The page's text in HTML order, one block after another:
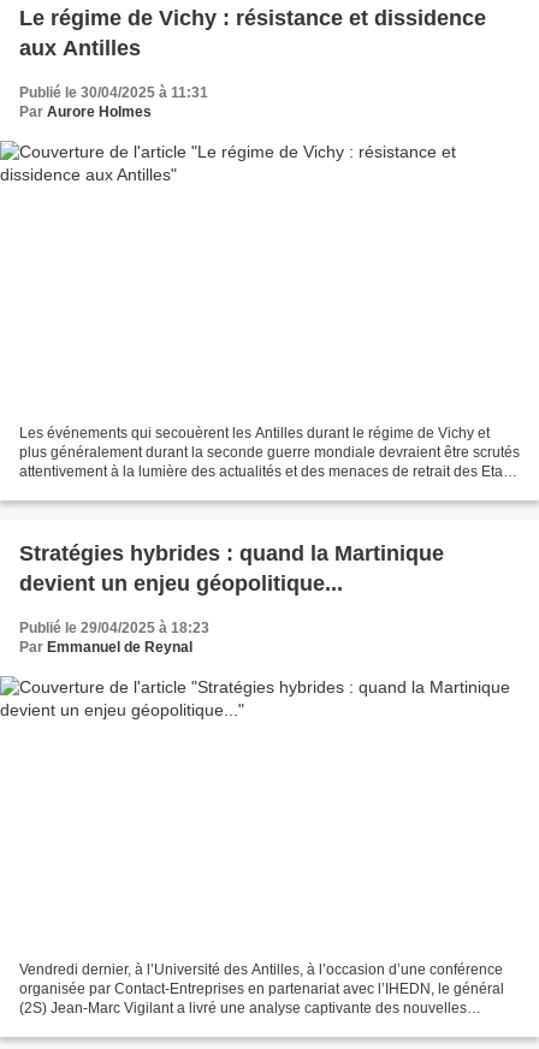
Le régime de Vichy : résistance et dissidence
aux Antilles
Publié le 30/04/2025 à 11:31
Par Aurore Holmes
Les événements qui secouèrent les Antilles durant le régime de Vichy et
plus généralement durant la seconde guerre mondiale devraient être scrutés
attentivement à la lumière des actualités et des menaces de retrait des Etats-
Stratégies hybrides : quand la Martinique
devient un enjeu géopolitique...
Publié le 29/04/2025 à 18:23
Par Emmanuel de Reynal
Vendredi dernier, à l’Université des Antilles, à l’occasion d’une conférence
organisée par Contact-Entreprises en partenariat avec l’IHEDN, le général
(2S) Jean-Marc Vigilant a livré une analyse captivante des nouvelles